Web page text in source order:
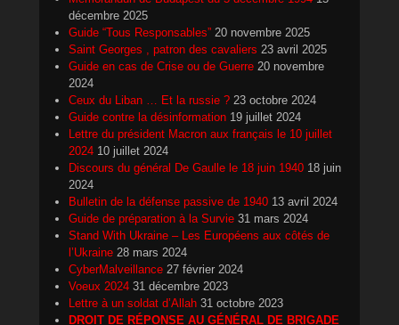
décembre 2025
Guide “Tous Responsables” 20 novembre 2025
Saint Georges , patron des cavaliers 23 avril 2025
Guide en cas de Crise ou de Guerre 20 novembre
2024
Ceux du Liban … Et la russie ? 23 octobre 2024
Guide contre la désinformation 19 juillet 2024
Lettre du président Macron aux français le 10 juillet
2024 10 juillet 2024
Discours du général De Gaulle le 18 juin 1940 18 juin
2024
Bulletin de la défense passive de 1940 13 avril 2024
Guide de préparation à la Survie 31 mars 2024
Stand With Ukraine – Les Européens aux côtés de
l’Ukraine 28 mars 2024
CyberMalveillance 27 février 2024
Voeux 2024 31 décembre 2023
Lettre à un soldat d’Allah 31 octobre 2023
DROIT DE RÉPONSE AU GÉNÉRAL DE BRIGADE